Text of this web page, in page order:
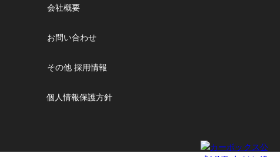
会社概要
お問い合わせ
その他 採用情報
個人情報保護方針